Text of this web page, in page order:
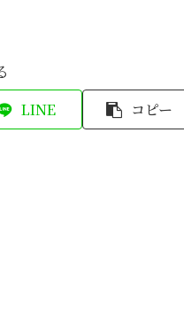
LINE コピー